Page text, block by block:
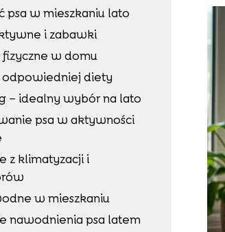
psa w mieszkaniu lato
i zabawki
fizyczne w domu
odpowiedniej diety
– idealny wybór na lato
psa w aktywności
z klimatyzacji i
w mieszkaniu
nawodnienia psa latem